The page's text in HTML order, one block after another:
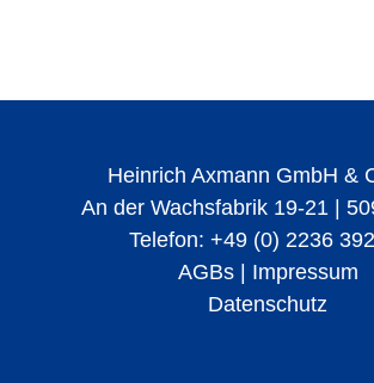
Heinrich Axmann GmbH &
An der Wachsfabrik 19-21 |
Telefon: +49 (0) 2236
AGBs| Impressum
Datenschutz